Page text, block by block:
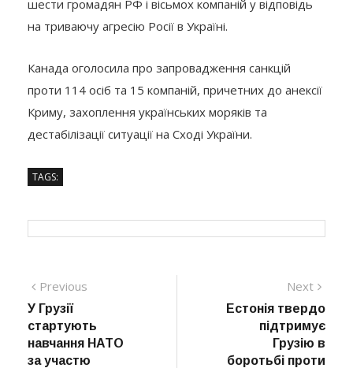
шести громадян РФ і вісьмох компаній у відповідь
на триваючу агресію Росії в Україні.
Канада оголосила про запровадження санкцій
проти 114 осіб та 15 компаній, причетних до анексії
Криму, захоплення українських моряків та
дестабілізації ситуації на Сході України.
TAGS:
Навігація
записів
Previous
У Грузії
стартують
навчання НАТО
за участю
Next
post:
Естонія твердо
підтримує
Грузію в
боротьбі проти